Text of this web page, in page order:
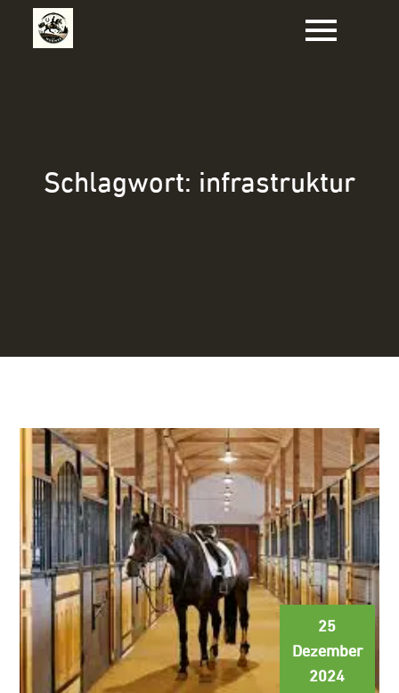
Schlagwort: infrastruktur
25
Dezember
2024